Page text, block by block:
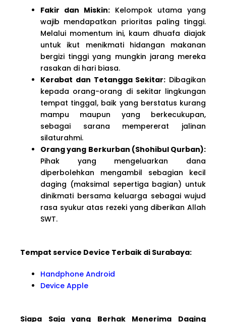
Fakir dan Miskin: Kelompok utama yang
wajib mendapatkan prioritas paling tinggi.
Melalui momentum ini, kaum dhuafa diajak
untuk ikut menikmati hidangan makanan
bergizi tinggi yang mungkin jarang mereka
rasakan di hari biasa.
Kerabat dan Tetangga Sekitar: Dibagikan
kepada orang-orang di sekitar lingkungan
tempat tinggal, baik yang berstatus kurang
mampu maupun yang berkecukupan,
sebagai sarana mempererat jalinan
silaturahmi.
Orang yang Berkurban (Shohibul Qurban):
Pihak yang mengeluarkan dana
diperbolehkan mengambil sebagian kecil
daging (maksimal sepertiga bagian) untuk
dinikmati bersama keluarga sebagai wujud
rasa syukur atas rezeki yang diberikan Allah
SWT.
Tempat service Device Terbaik di Surabaya:
Handphone Android
Device Apple
Siapa Saja yang Berhak Menerima Daging